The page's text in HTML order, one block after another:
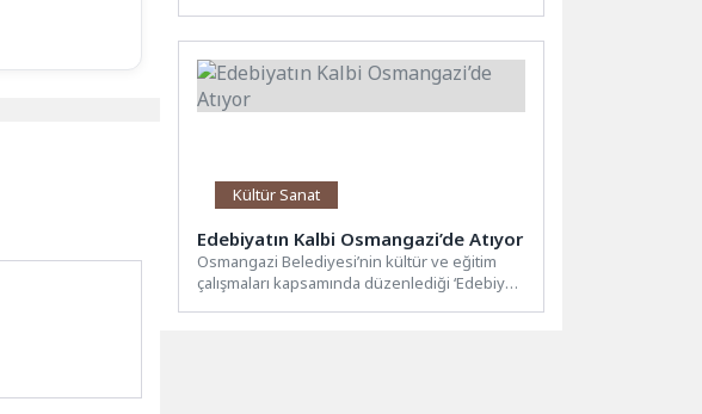
Kültür Sanat
Edebiyatın Kalbi Osmangazi’de Atıyor
Osmangazi Belediyesi’nin kültür ve eğitim
çalışmaları kapsamında düzenlediği ‘Edebiyat